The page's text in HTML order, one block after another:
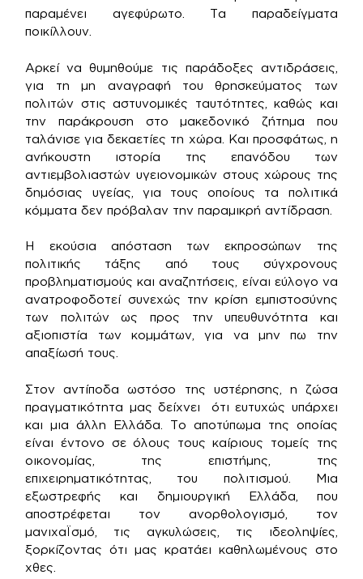
παραμένει αγεφύρωτο. Τα παραδείγματα
ποικίλλουν.
Αρκεί να θυμηθούμε τις παράδοξες αντιδράσεις,
για τη μη αναγραφή του θρησκεύματος των
πολιτών στις αστυνομικές ταυτότητες, καθώς και
την παράκρουση στο μακεδονικό ζήτημα που
ταλάνισε για δεκαετίες τη χώρα. Και προσφάτως, η
ανήκουστη ιστορία της επανόδου των
αντιεμβολιαστών υγειονομικών στους χώρους της
δημόσιας υγείας, για τους οποίους τα πολιτικά
κόμματα δεν πρόβαλαν την παραμικρή αντίδραση.
Η εκούσια απόσταση των εκπροσώπων της
πολιτικής τάξης από τους σύγχρονους
προβληματισμούς και αναζητήσεις, είναι εύλογο να
ανατροφοδοτεί συνεχώς την κρίση εμπιστοσύνης
των πολιτών ως προς την υπευθυνότητα και
αξιοπιστία των κομμάτων, για να μην πω την
απαξίωσή τους.
Στον αντίποδα ωστόσο της υστέρησης, η ζώσα
πραγματικότητα μας δείχνει ότι ευτυχώς υπάρχει
και μια άλλη Ελλάδα. Το αποτύπωμα της οποίας
είναι έντονο σε όλους τους καίριους τομείς της
οικονομίας, της επιστήμης, της
επιχειρηματικότητας, του πολιτισμού. Μια
εξωστρεφής και δημιουργική Ελλάδα, που
αποστρέφεται τον ανορθολογισμό, τον
μανιχαΪσμό, τις αγκυλώσεις, τις ιδεοληψίες,
ξορκίζοντας ότι μας κρατάει καθηλωμένους στο
χθες.